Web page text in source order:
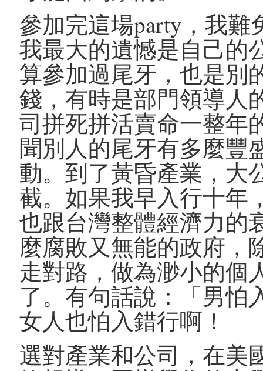
參加完這場party，我
我最大的遺憾是自己的
算參加過尾牙，也是別
錢，有時是部門領導人
司拼死拼活賣命一整年
聞別人的尾牙有多麼豐
動。到了黃昏產業，大
截。如果我早入行十年
也跟台灣整體經濟力的
麼腐敗又無能的政府，
走對路，做為渺小的個
了。有句話說：「男怕
女人也怕入錯行啊！
選對產業和公司，在美